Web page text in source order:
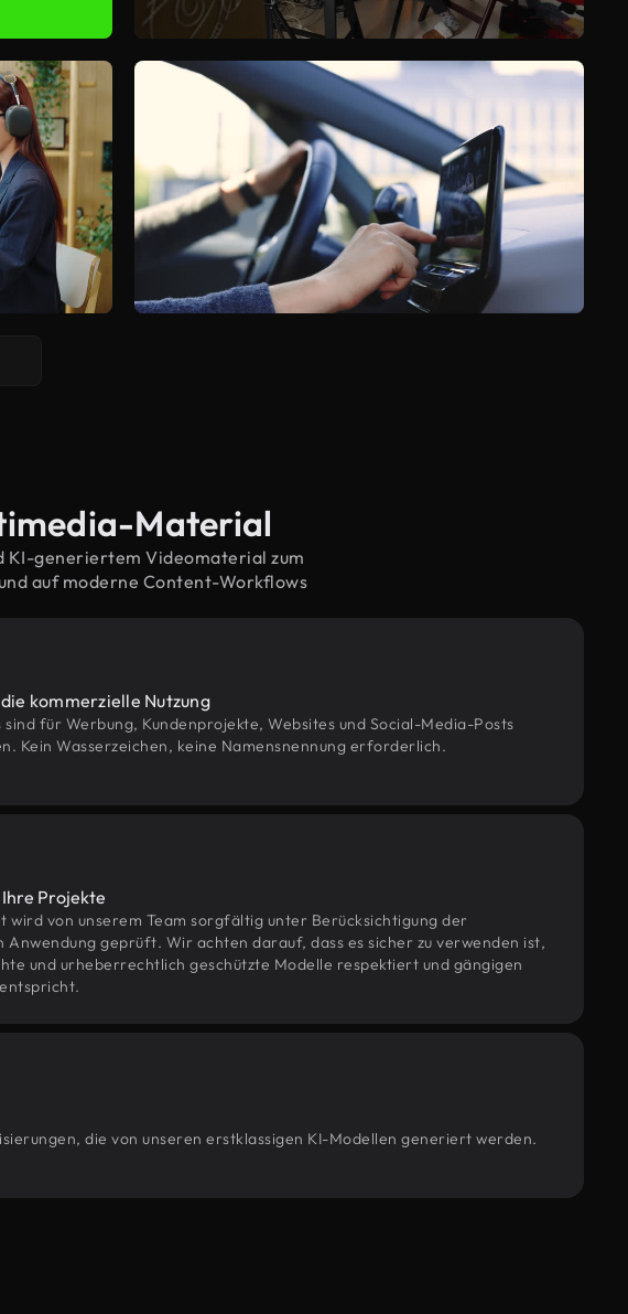
Material
KI-generiertem Videomaterial zum
auf moderne Content-Workflows
kommerzielle Nutzung
sind für Werbung, Kundenprojekte, Websites und Social-Media-Posts
Kein Wasserzeichen, keine Namensnennung erforderlich.
Projekte
wird von unserem Team sorgfältig unter Berücksichtigung der
Anwendung geprüft. Wir achten darauf, dass es sicher zu verwenden ist,
und urheberrechtlich geschützte Modelle respektiert und gängigen
die von unseren erstklassigen KI-Modellen generiert werden.